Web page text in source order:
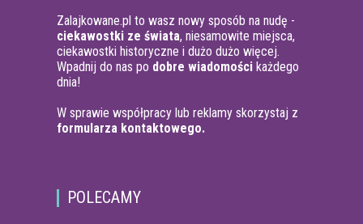
Zalajkowane.pl to wasz nowy sposób na nudę -
ciekawostki ze świata, niesamowite miejsca,
ciekawostki historyczne i dużo dużo więcej.
Wpadnij do nas po dobre wiadomości każdego
dnia!
W sprawie współpracy lub reklamy skorzystaj z
formularza kontaktowego.
POLECAMY